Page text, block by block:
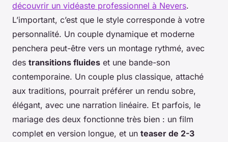
découvrir un vidéaste professionnel à Nevers.
L’important, c’est que le style corresponde à votre
personnalité. Un couple dynamique et moderne
penchera peut-être vers un montage rythmé, avec
des transitions fluides et une bande-son
contemporaine. Un couple plus classique, attaché
aux traditions, pourrait préférer un rendu sobre,
élégant, avec une narration linéaire. Et parfois, le
mariage des deux fonctionne très bien : un film
complet en version longue, et un teaser de 2-3